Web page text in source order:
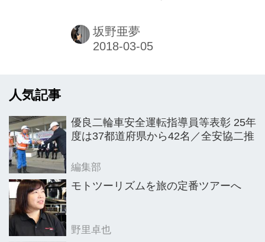
く、バスケットボールをしているモデ
ルさんにピントがいとも簡単に合いま
書いたのですが、あれから何カ月もか
かってようやく卒業することができま
しまいました。 普通自動二輪のときも
苦手ではあったのですが、とにかくク
のあまり、気が付くとコースの途中で
クランクを回避してしまうほどでし
転が上達しない大きな理由は恐怖心だ
坂野亜夢
人気記事
優良二輪車安全運転指導員等表彰 25年
度は37都道府県から42名／全安協二推
編集部
モトツーリズムを旅の定番ツアーへ
野里卓也